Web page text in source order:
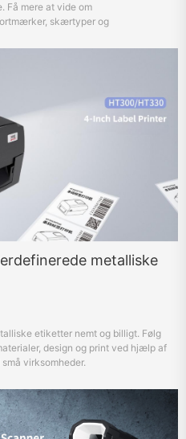
Få mere at vide om
skærtyper og
metalliske
etiketter nemt og billigt. Følg
design og print ved hjælp af
virksomheder.